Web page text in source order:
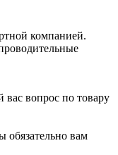
компанией.
вопрос по товару
вам